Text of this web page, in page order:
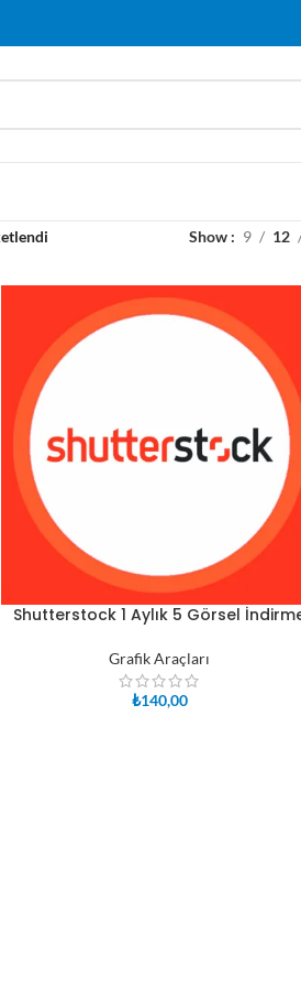
Show 9 12
SEPETE EKLE
Shutterstock 1 Aylık 5 Görsel
Grafik Araçları
₺140,00